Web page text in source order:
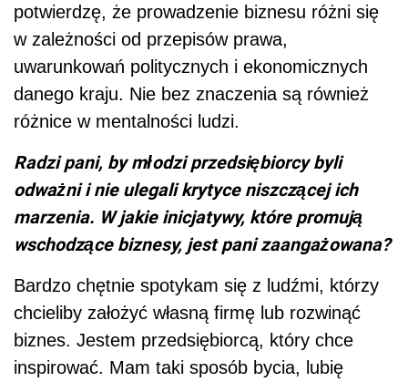
potwierdzę, że prowadzenie biznesu różni się
w zależności od przepisów prawa,
uwarunkowań politycznych i ekonomicznych
danego kraju. Nie bez znaczenia są również
różnice w mentalności ludzi.
Radzi pani, by młodzi przedsiębiorcy byli
odważni i nie ulegali krytyce niszczącej ich
marzenia. W jakie inicjatywy, które promują
wschodzące biznesy, jest pani zaangażowana?
Bardzo chętnie spotykam się z ludźmi, którzy
chcieliby założyć własną firmę lub rozwinąć
biznes. Jestem przedsiębiorcą, który chce
inspirować. Mam taki sposób bycia, lubię